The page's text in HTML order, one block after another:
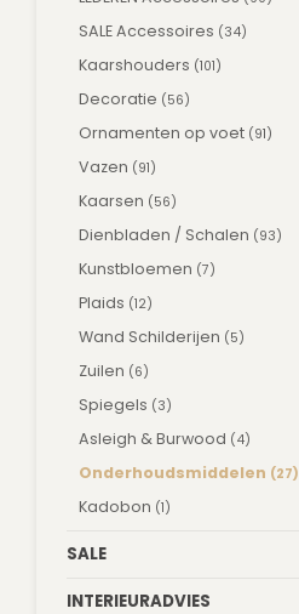
SALE Accessoires (34)
Kaarshouders (101)
Decoratie (56)
Ornamenten op voet (91)
Vazen (91)
Kaarsen (56)
Dienbladen / Schalen (93)
Kunstbloemen (7)
Plaids (12)
Wand Schilderijen (5)
Zuilen (6)
Spiegels (3)
Asleigh & Burwood (4)
Onderhoudsmiddelen (27)
Kadobon (1)
SALE
INTERIEURADVIES